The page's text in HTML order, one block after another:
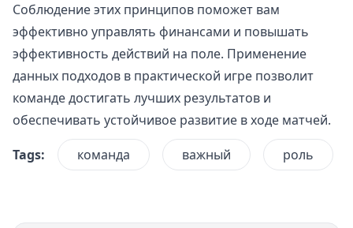
Соблюдение этих принципов поможет вам
эффективно управлять финансами и повышать
эффективность действий на поле. Применение
данных подходов в практической игре позволит
команде достигать лучших результатов и
обеспечивать устойчивое развитие в ходе матчей.
Tags:
команда важный роль